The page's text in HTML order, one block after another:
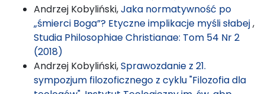
Andrzej Kobyliński,Jaka normatywność po
„śmierci Boga”? Etyczne implikacje myśli słabej,
Studia Philosophiae Christianae: Tom 54 Nr 2
(2018)
Andrzej Kobyliński,Sprawozdanie z 21.
sympozjum filozoficznego z cyklu "Filozofia dla